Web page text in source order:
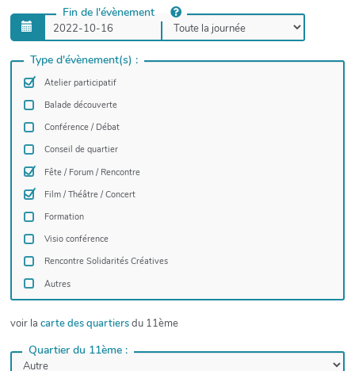
Fin de l'évènement
Type d'évènement(s) :
Atelier participatif
Balade découverte
Conférence / Débat
Conseil de quartier
Fête / Forum / Rencontre
Film / Théâtre / Concert
Formation
Visio conférence
Rencontre Solidarités Créatives
Autres
voir la carte des quartiersdu 11ème
Quartier du 11ème :